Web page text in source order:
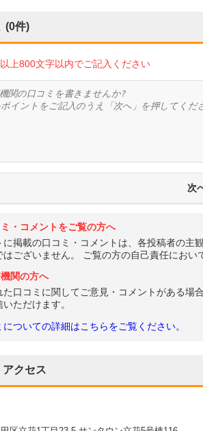
(0件)
上800文字以内でご記入ください
・コメントをご覧の方へ
に掲載の口コミ・コメントは、各投稿者の主
はございません。 ご覧の方の自己責任におい
関の方へ
た口コミに関してご意見・コメントがある場
いただけます。
ついての詳細はこちらをご覧ください。
クセス